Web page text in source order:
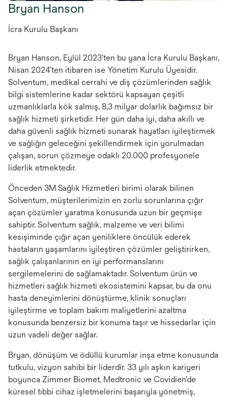
Bryan Hanson
İcra Kurulu Başkanı
Bryan Hanson, Eylül 2023’ten bu yana İcra Kurulu Başkanı,
Nisan 2024’ten itibaren ise Yönetim Kurulu Üyesidir.
Solventum, medikal cerrahi ve diş çözümlerinden sağlık
bilgi sistemlerine kadar sektörü kapsayan çeşitli
uzmanlıklarla kök salmış, 8,3 milyar dolarlık bağımsız bir
sağlık hizmeti şirketidir. Her gün daha iyi, daha akıllı ve
daha güvenli sağlık hizmeti sunarak hayatları iyileştirmek
ve sağlığın geleceğini şekillendirmek için yorulmadan
çalışan, sorun çözmeye odaklı 20.000 profesyonele
liderlik etmektedir.
Önceden 3M Sağlık Hizmetleri birimi olarak bilinen
Solventum, müşterilerimizin en zorlu sorunlarına çığır
açan çözümler yaratma konusunda uzun bir geçmişe
sahiptir. Solventum sağlık, malzeme ve veri bilimi
kesişiminde çığır açan yeniliklere öncülük ederek
hastaların yaşamlarını iyileştiren çözümler geliştirirken,
sağlık çalışanlarının en iyi performanslarını
sergilemelerini de sağlamaktadır. Solventum ürün ve
hizmetleri sağlık hizmeti ekosistemini kapsar, bu da onu
hasta deneyimlerini dönüştürme, klinik sonuçları
iyileştirme ve toplam bakım maliyetlerini azaltma
konusunda benzersiz bir konuma taşır ve hissedarlar için
uzun vadeli değer sağlar.
Bryan, dönüşüm ve ödüllü kurumlar inşa etme konusunda
tutkulu, vizyon sahibi bir liderdir. 33 yılı aşkın kariyeri
boyunca Zimmer Biomet, Medtronic ve Covidien'de
küresel tıbbi cihaz işletmelerini başarıyla yönetmiş,